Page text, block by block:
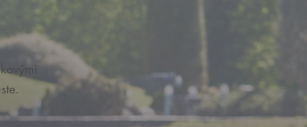
FotogalériaPrihlásiť sa
RegistráciaZabudnuté heslo